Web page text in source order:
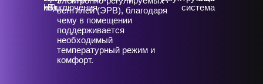
система
подключения
вентилей (ЭРВ), благодаря
чему в помещении
поддерживается
необходимый
температурный режим и
комфорт.
кВт
HP